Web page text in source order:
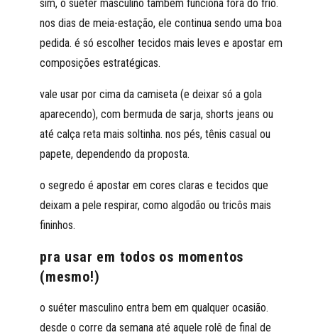
sim, o suéter masculino também funciona fora do frio.
nos dias de meia-estação, ele continua sendo uma boa
pedida. é só escolher tecidos mais leves e apostar em
composições estratégicas.
vale usar por cima da camiseta (e deixar só a gola
aparecendo), com bermuda de sarja, shorts jeans ou
até calça reta mais soltinha. nos pés, tênis casual ou
papete, dependendo da proposta.
o segredo é apostar em cores claras e tecidos que
deixam a pele respirar, como algodão ou tricôs mais
fininhos.
pra usar em todos os momentos
(mesmo!)
o suéter masculino entra bem em qualquer ocasião.
desde o corre da semana até aquele rolê de final de